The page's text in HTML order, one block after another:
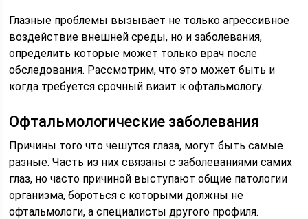
Глазные проблемы вызывает не только агрессивное
воздействие внешней среды, но и заболевания,
определить которые может только врач после
обследования. Рассмотрим, что это может быть и
когда требуется срочный визит к офтальмологу.
Офтальмологические заболевания
Причины того что чешутся глаза, могут быть самые
разные. Часть из них связаны с заболеваниями самих
глаз, но часто причиной выступают общие патологии
организма, бороться с которыми должны не
офтальмологи, а специалисты другого профиля.